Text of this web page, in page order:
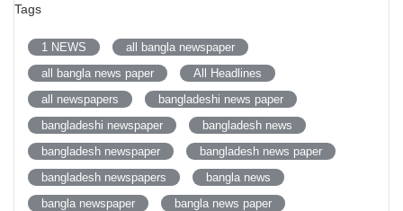
Tags
1 NEWS
all bangla newspaper
all bangla news paper
All Headlines
all newspapers
bangladeshi news paper
bangladeshi newspaper
bangladesh news
bangladesh newspaper
bangladesh news paper
bangladesh newspapers
bangla news
bangla newspaper
bangla news paper